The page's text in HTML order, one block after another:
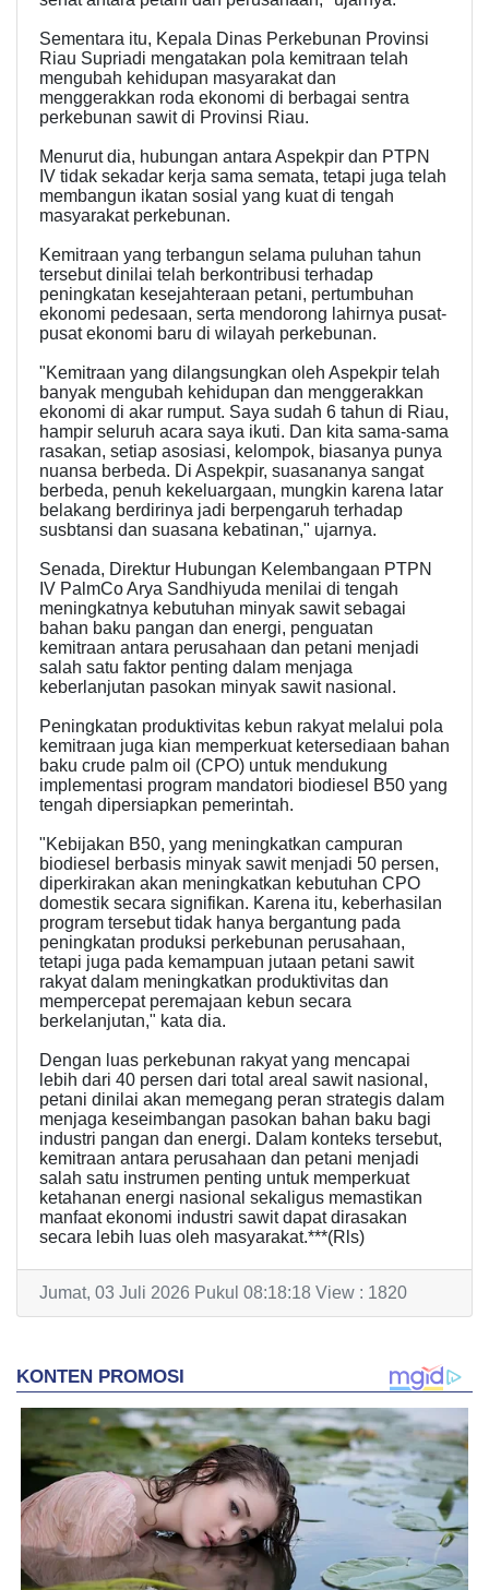
Sementara itu, Kepala Dinas Perkebunan Provinsi
Riau Supriadi mengatakan pola kemitraan telah
mengubah kehidupan masyarakat dan
menggerakkan roda ekonomi di berbagai sentra
perkebunan sawit di Provinsi Riau.
Menurut dia, hubungan antara Aspekpir dan PTPN
IV tidak sekadar kerja sama semata, tetapi juga telah
membangun ikatan sosial yang kuat di tengah
masyarakat perkebunan.
Kemitraan yang terbangun selama puluhan tahun
tersebut dinilai telah berkontribusi terhadap
peningkatan kesejahteraan petani, pertumbuhan
ekonomi pedesaan, serta mendorong lahirnya pusat-
pusat ekonomi baru di wilayah perkebunan.
"Kemitraan yang dilangsungkan oleh Aspekpir telah
banyak mengubah kehidupan dan menggerakkan
ekonomi di akar rumput. Saya sudah 6 tahun di Riau,
hampir seluruh acara saya ikuti. Dan kita sama-sama
rasakan, setiap asosiasi, kelompok, biasanya punya
nuansa berbeda. Di Aspekpir, suasananya sangat
berbeda, penuh kekeluargaan, mungkin karena latar
belakang berdirinya jadi berpengaruh terhadap
susbtansi dan suasana kebatinan," ujarnya.
Senada, Direktur Hubungan Kelembangaan PTPN
IV PalmCo Arya Sandhiyuda menilai di tengah
meningkatnya kebutuhan minyak sawit sebagai
bahan baku pangan dan energi, penguatan
kemitraan antara perusahaan dan petani menjadi
salah satu faktor penting dalam menjaga
keberlanjutan pasokan minyak sawit nasional.
Peningkatan produktivitas kebun rakyat melalui pola
kemitraan juga kian memperkuat ketersediaan bahan
baku crude palm oil (CPO) untuk mendukung
implementasi program mandatori biodiesel B50 yang
tengah dipersiapkan pemerintah.
"Kebijakan B50, yang meningkatkan campuran
biodiesel berbasis minyak sawit menjadi 50 persen,
diperkirakan akan meningkatkan kebutuhan CPO
domestik secara signifikan. Karena itu, keberhasilan
program tersebut tidak hanya bergantung pada
peningkatan produksi perkebunan perusahaan,
tetapi juga pada kemampuan jutaan petani sawit
rakyat dalam meningkatkan produktivitas dan
mempercepat peremajaan kebun secara
berkelanjutan," kata dia.
Dengan luas perkebunan rakyat yang mencapai
lebih dari 40 persen dari total areal sawit nasional,
petani dinilai akan memegang peran strategis dalam
menjaga keseimbangan pasokan bahan baku bagi
industri pangan dan energi. Dalam konteks tersebut,
kemitraan antara perusahaan dan petani menjadi
salah satu instrumen penting untuk memperkuat
ketahanan energi nasional sekaligus memastikan
manfaat ekonomi industri sawit dapat dirasakan
secara lebih luas oleh masyarakat.***(Rls)
Jumat, 03 Juli 2026 Pukul 08:18:18 View : 1820